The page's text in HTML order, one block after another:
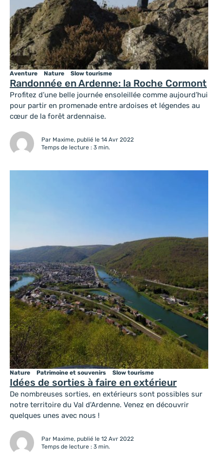
Randonnée en Ardenne: la Roche Cormont
Aventure Nature Slow tourisme
Profitez d’une belle journée ensoleillée comme aujourd’hui
pour partir en promenade entre ardoises et légendes au
cœur de la forêt ardennaise.
Par Maxime, publié le 14 Avr 2022
Temps de lecture : 3 min.
Idées de sorties à faire en extérieur
Nature Patrimoine et souvenirs Slow tourisme
De nombreuses sorties, en extérieurs sont possibles sur
notre territoire du Val d'Ardenne. Venez en découvrir
quelques unes avec nous !
Par Maxime, publié le 12 Avr 2022
Temps de lecture : 3 min.